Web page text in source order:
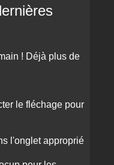
! Déjà plus de
le fléchage pour
l'onglet approprié